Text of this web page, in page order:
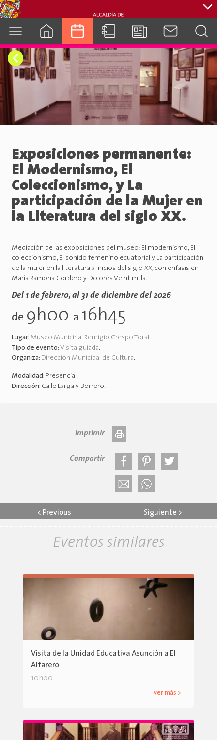
cuenca.gob.ec
Exposiciones permanente:
El Modernismo, El
Coleccionismo, y La
participación de la Mujer en
la Literatura del siglo XX.
Mediación de las exposiciones del museo: El modernismo, El
coleccionismo, El sonido femenino ecuatorial y La participación
de la mujer en la literatura a inicios del siglo XX, con énfasis en
María Ramona Cordero y Dolores Veintimilla.
Del 1 de febrero, al 31 de diciembre del 2026
de 9h00 a 16h45
Lugar: Museo Municipal Remigio Crespo Toral.
Tipo de evento: Visita guiada.
Organiza: Dirección Municipal de Cultura.
Modalidad: Presencial.
Dirección: Calle Larga y Borrero.
Imprimir
Compartir
< Previous Siguiente >
Eventos similares
Visita de la Unidad Educativa Asunción a El
Alfarero
10h00
ver más >